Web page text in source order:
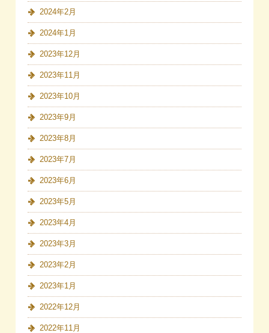
2024年2月
2024年1月
2023年12月
2023年11月
2023年10月
2023年9月
2023年8月
2023年7月
2023年6月
2023年5月
2023年4月
2023年3月
2023年2月
2023年1月
2022年12月
2022年11月